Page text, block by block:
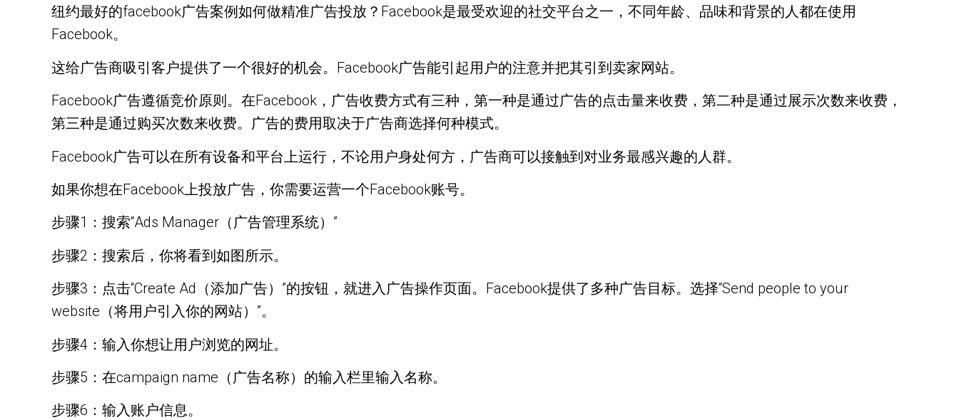
纽约最好的facebook广告案例如何做精准广告投放？Facebook是最受欢迎的社交平台之一，不同年龄、品味和背景的人都在使用
Facebook。
这给广告商吸引客户提供了一个很好的机会。Facebook广告能引起用户的注意并把其引到卖家网站。
Facebook广告遵循竞价原则。在Facebook，广告收费方式有三种，第一种是通过广告的点击量来收费，第二种是通过展示次数来收费，
第三种是通过购买次数来收费。广告的费用取决于广告商选择何种模式。
Facebook广告可以在所有设备和平台上运行，不论用户身处何方，广告商可以接触到对业务最感兴趣的人群。
如果你想在Facebook上投放广告，你需要运营一个Facebook账号。
步骤1：搜索“Ads Manager（广告管理系统）”
步骤2：搜索后，你将看到如图所示。
步骤3：点击“Create Ad（添加广告）”的按钮，就进入广告操作页面。Facebook提供了多种广告目标。选择“Send people to your
website（将用户引入你的网站）”。
步骤4：输入你想让用户浏览的网址。
步骤5：在campaign name（广告名称）的输入栏里输入名称。
步骤6：输入账户信息。